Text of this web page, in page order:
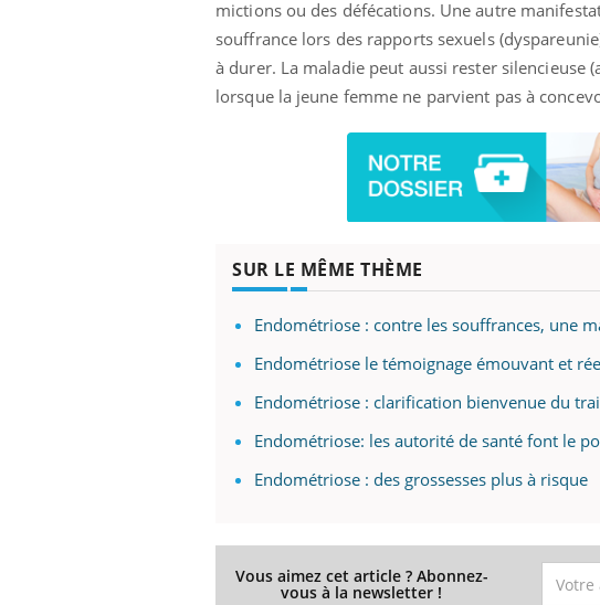
mictions ou des défécations. Une autre
souffrance lors des rapports sexuels
à durer. La maladie peut aussi rester silencieuse
lorsque la jeune femme ne parvient pas à
SUR LE MÊME THÈME
Endométriose : contre les souffrances, une
Endométriose le témoignage émouvant et
Endométriose : clarification bienvenue du
Endométriose: les autorité de santé font le
Endométriose : des grossesses plus à risque
Vous aimez cet article ? Abonnez-
vous à la newsletter !